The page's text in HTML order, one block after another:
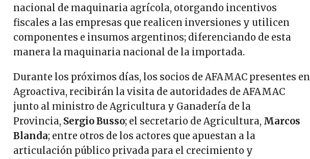
nacional de maquinaria agrícola, otorgando incentivos
fiscales a las empresas que realicen inversiones y utilicen
componentes e insumos argentinos; diferenciando de esta
manera la maquinaria nacional de la importada.
Durante los próximos días, los socios de AFAMAC presentes en
Agroactiva, recibirán la visita de autoridades de AFAMAC
junto al ministro de Agricultura y Ganadería de la
Provincia, Sergio Busso; el secretario de Agricultura, Marcos
Blanda; entre otros de los actores que apuestan a la
articulación público privada para el crecimiento y